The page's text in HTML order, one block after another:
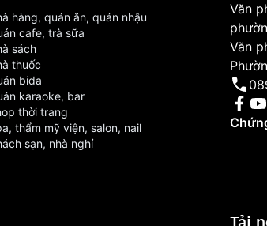
hàng, quán ăn, quán nhậu
cafe, trà sữa
sách
thuốc
bida
karaoke, bar
thời trang
thẩm mỹ viện, salon, nail
sạn, nhà nghỉ
Văn
Văn
Tải